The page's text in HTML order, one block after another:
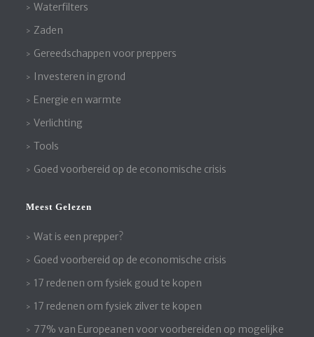
Waterfilters
Zaden
Gereedschappen voor preppers
Investeren in grond
Energie en warmte
Verlichting
Tools
Goed voorbereid op de economische crisis
Meest Gelezen
Wat is een prepper?
Goed voorbereid op de economische crisis
17 redenen om fysiek goud te kopen
17 redenen om fysiek zilver te kopen
77% van Europeanen voor voorbereiden op mogelijke